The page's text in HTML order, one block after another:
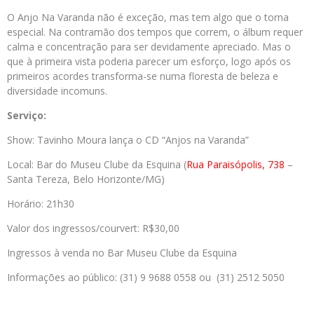
O Anjo Na Varanda não é exceção, mas tem algo que o torna
especial. Na contramão dos tempos que correm, o álbum requer
calma e concentração para ser devidamente apreciado. Mas o
que à primeira vista poderia parecer um esforço, logo após os
primeiros acordes transforma-se numa floresta de beleza e
diversidade incomuns.
Serviço:
Show: Tavinho Moura lança o CD “Anjos na Varanda”
Local: Bar do Museu Clube da Esquina (Rua Paraisópolis, 738 –
Santa Tereza, Belo Horizonte/MG)
Horário: 21h30
Valor dos ingressos/courvert: R$30,00
Ingressos à venda no Bar Museu Clube da Esquina
Informações ao público: (31) 9 9688 0558 ou (31) 2512 5050